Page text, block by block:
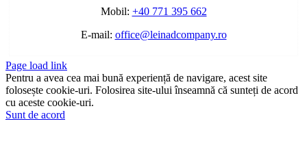
Mobil: +40 771 395 662
E-mail: office@leinadcompany.ro
Page load link
Pentru a avea cea mai bună experiență de navigare, acest site
folosește cookie-uri. Folosirea site-ului înseamnă că sunteți de acord
cu aceste cookie-uri.
Sunt de acord